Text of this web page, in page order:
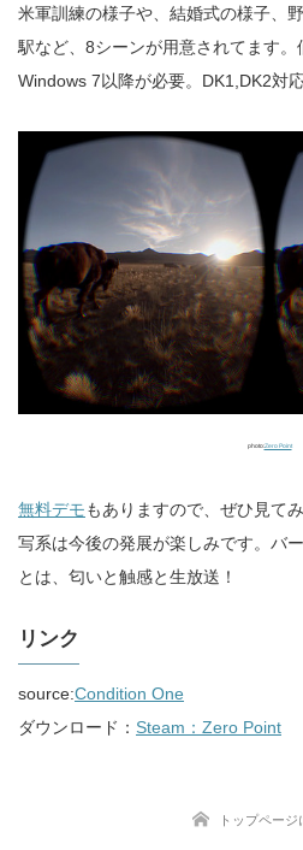
米軍訓練の様子や、結婚式の様子、
駅など、8シーンが用意されてます。
Windows 7以降が必要。DK1,DK2対応
photo:Zero Point
無料デモもありますので、ぜひ見て
写系は今後の発展が楽しみです。バ
とは、匂いと触感と生放送！
リンク
source:Condition One
ダウンロード： Steam：Zero Point
トップページ